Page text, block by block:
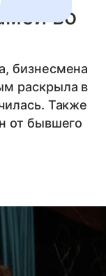
во
бизнесмена
раскрыла в
Также
от бывшего